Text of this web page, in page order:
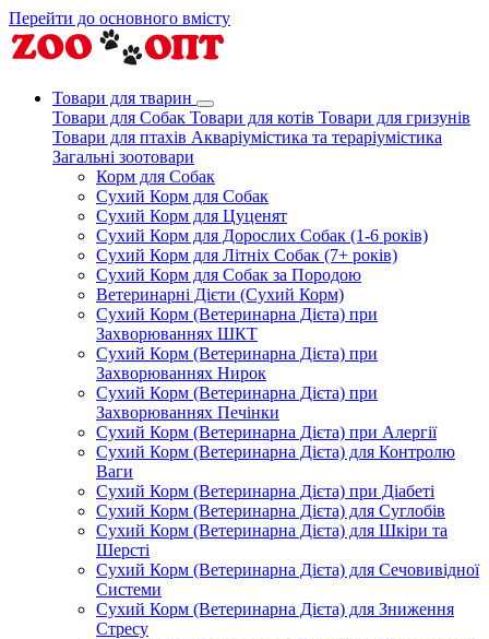
Перейти до основного вмісту
Товари для тварин
Товари для Собак Товари для котів Товари для гризунів
Товари для птахів Акваріумістика та тераріумістика
Загальні зоотовари
Корм для Собак
Сухий Корм для Собак
Сухий Корм для Цуценят
Сухий Корм для Дорослих Собак (1-6 років)
Сухий Корм для Літніх Собак (7+ років)
Сухий Корм для Собак за Породою
Ветеринарні Дієти (Сухий Корм)
Сухий Корм (Ветеринарна Дієта) при
Захворюваннях ШКТ
Сухий Корм (Ветеринарна Дієта) при
Захворюваннях Нирок
Сухий Корм (Ветеринарна Дієта) при
Захворюваннях Печінки
Сухий Корм (Ветеринарна Дієта) при Алергії
Сухий Корм (Ветеринарна Дієта) для Контролю
Ваги
Сухий Корм (Ветеринарна Дієта) при Діабеті
Сухий Корм (Ветеринарна Дієта) для Суглобів
Сухий Корм (Ветеринарна Дієта) для Шкіри та
Шерсті
Сухий Корм (Ветеринарна Дієта) для Сечовивідної
Системи
Сухий Корм (Ветеринарна Дієта) для Зниження
Стресу